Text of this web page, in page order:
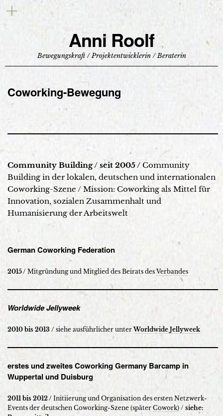
Anni Roolf
Bewegungskraft / Projektentwicklerin / Beraterin
Coworking-Bewegung
Community Building / seit 2005 / Community
Building in der lokalen, deutschen und internationalen
Coworking-Szene / Mission: Coworking als Mittel für
Innovation, sozialen Zusammenhalt und
Humanisierung der Arbeitswelt
German Coworking Federation
2015 / Mitgründung und Mitglied des Beirats desVerbandes
Worldwide Jellyweek
2010 bis 2013 / siehe ausführlicher unterWorldwide Jellyweek
erstes und zweites Coworking Germany Barcamp in
Wuppertal und Duisburg
2011 bis 2012 / Initiierung und Organisation des ersten Netzwerk-
Events der deutschen Coworking-Szene (später Cowork) / siehe: